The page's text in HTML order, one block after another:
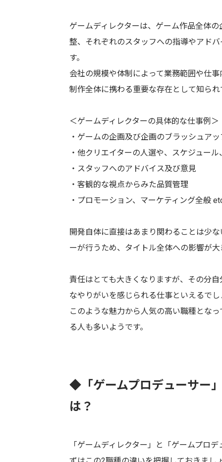
ゲームディレクターは、ゲーム作品全体
整、それぞれのスタッフへの指導やアド
す。
会社の規模や体制によって業務範囲や仕
制作全体に携わる重要な存在として知られ
＜ゲームディレクターの具体的な仕事例＞
・ゲームの企画及び企画のブラッシュアッ
・他クリエイターの人選や、スケジュー
・スタッフへのアドバイス及び意見
・客観的な視点からみた品質管理
・プロモーション、マーケティング全般
開発自体に直接はあまり関わることは少
ーが行うため、タイトル全体への影響が
責任はとても大きくなりますが、その分
なやりがいを感じられる仕事といえるでし
このような魅力から人気の高い職種とな
る人も多いようです。
◆「ゲームプロデューサー
は？
「ゲームディレクター」と「ゲームプロ